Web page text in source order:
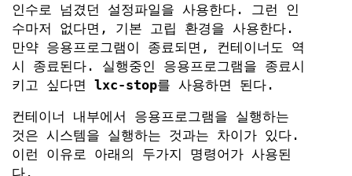
인수로 넘겼던 설정파일을 사용한다. 그런 인
수마저 없다면, 기본 고립 환경을 사용한다.
만약 응용프로그램이 종료되면, 컨테이너도 역
시 종료된다. 실행중인 응용프로그램을 종료시
키고 싶다면 lxc-stop를 사용하면 된다.
컨테이너 내부에서 응용프로그램을 실행하는
것은 시스템을 실행하는 것과는 차이가 있다.
이런 이유로 아래의 두가지 명령어가 사용된